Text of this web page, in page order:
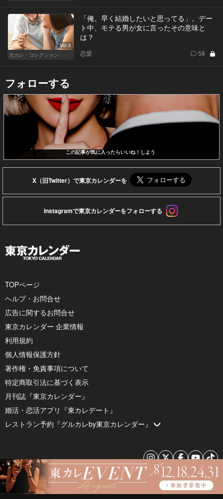
Vol.5
元カレ・コレクション
「俺、早く結婚したいと思ってる」。デー
ト中、モテる男が女に言ったその意味と
は？
恋愛 58
フォローする
この記事が気に入ったらいいね！しよう
X（旧Twitter）で東京カレンダーを
Instagramで東京カレンダーをフォローする
TOPページ
ヘルプ・お問合せ
広告に関するお問合せ
東京カレンダー 企業情報
利用規約
個人情報保護方針
著作権・免責事項について
特定商取引法に基づく表示
月刊誌『東京カレンダー』
婚活・恋活アプリ『東カレデート』
レストラン予約『グルカレby東京カレンダー』
© 2026 by Tokyo Calendar, Inc.